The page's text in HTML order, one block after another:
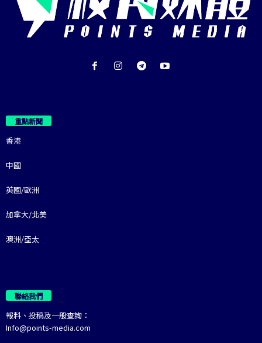
重點新聞
香港
中國
英國/歐洲
加拿大/北美
澳洲/亞太
聯絡我們
報料、投稿及一般查詢：
Info@points-media.com